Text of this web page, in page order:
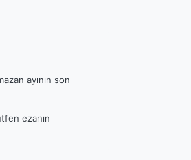
ayının son
ezanın